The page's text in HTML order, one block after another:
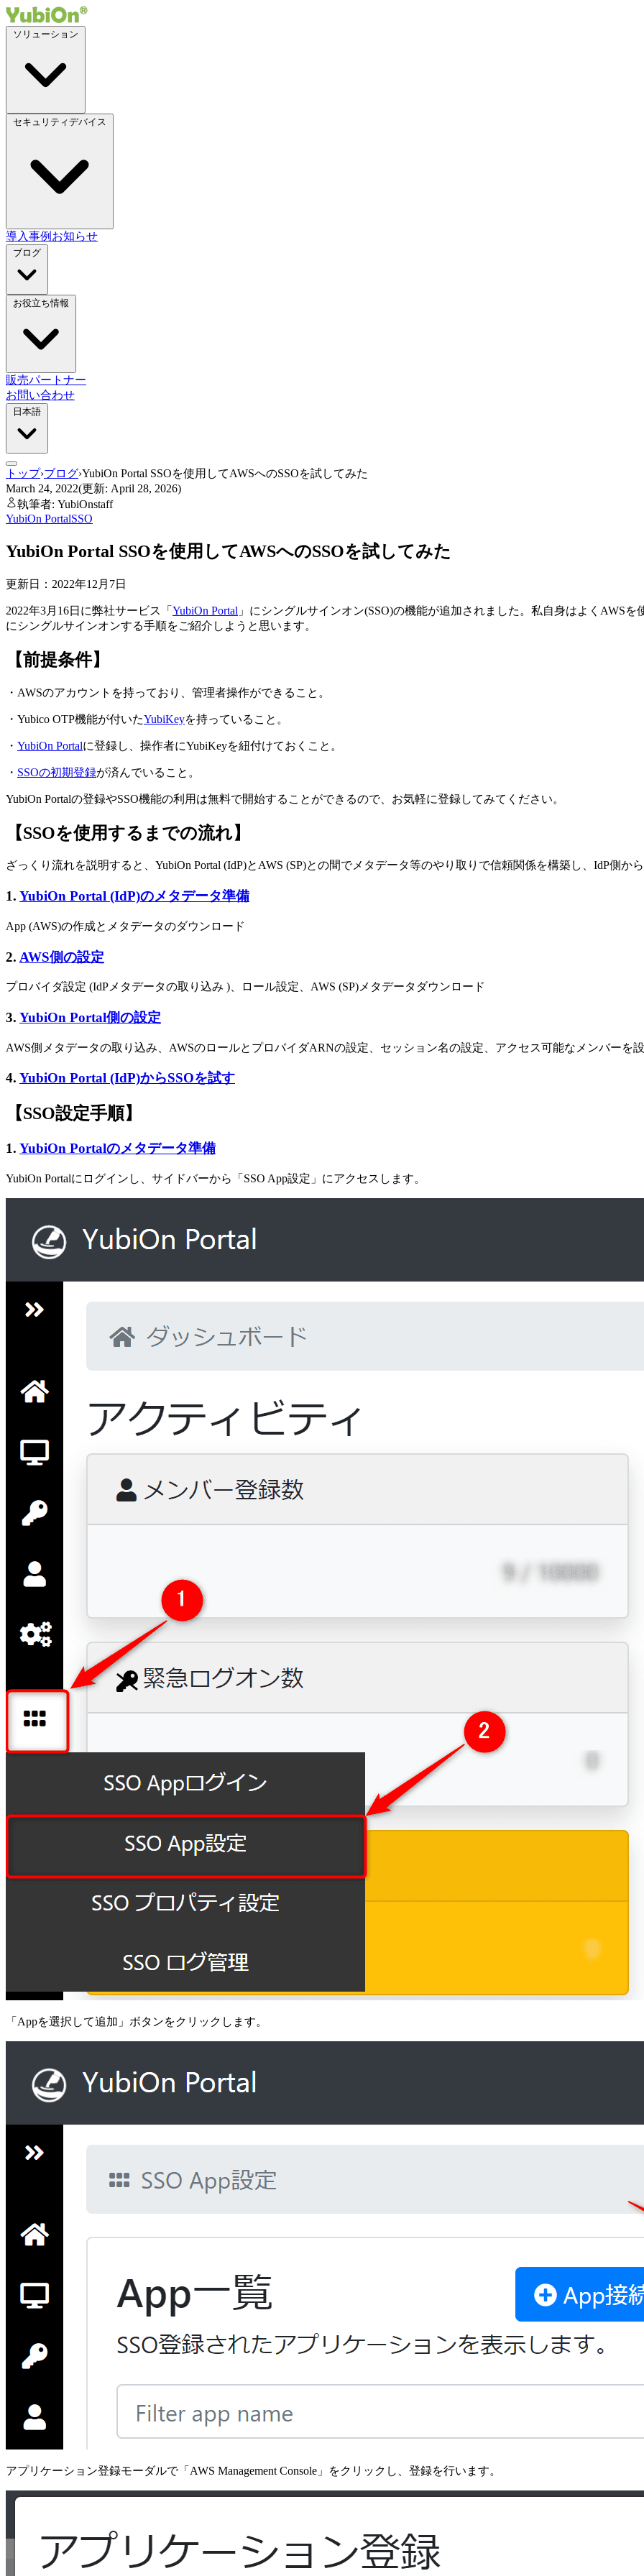
導入事例 お知らせ
販売パートナー
お問い合わせ
トップ›ブログ›YubiOn Portal SSOを使用してAWSへのSSOを試してみた
March 24, 2022(更新: April 28, 2026)
執筆者: YubiOnstaff
YubiOn PortalSSO
YubiOn Portal SSOを使用してAWSへのSSOを試してみた
更新日：2022年12月7日
2022年3月16日に弊社サービス「 YubiOn Portal 」にシングルサインオン(SSO)の機能が追加されました。私自身はよくAWS
にシングルサインオンする手順をご紹介しようと思います。
【前提条件】
・AWSのアカウントを持っており、管理者操作ができること。
・Yubico OTP機能が付いたYubiKeyを持っていること。
・ YubiOn Portalに登録し、操作者にYubiKeyを紐付けておくこと。
・ SSOの初期登録が済んでいること。
YubiOn Portalの登録やSSO機能の利用は無料で開始することができるので、お気軽に登録してみてください。
【SSOを使用するまでの流れ】
ざっくり流れを説明すると、YubiOn Portal (IdP)とAWS (SP)との間でメタデータ等のやり取りで信頼関係を構築し、IdP側か
1. YubiOn Portal (IdP)のメタデータ準備
App (AWS)の作成とメタデータのダウンロード
2. AWS側の設定
プロバイダ設定 (IdPメタデータの取り込み )、ロール設定、AWS (SP)メタデータダウンロード
3. YubiOn Portal側の設定
AWS側メタデータの取り込み、AWSのロールとプロバイダARNの設定、セッション名の設定、アクセス可能なメンバーを
4. YubiOn Portal (IdP)からSSOを試す
【SSO設定手順】
1. YubiOn Portalのメタデータ準備
YubiOn Portalにログインし、サイドバーから「SSO App設定」にアクセスします。
「Appを選択して追加」ボタンをクリックします。
アプリケーション登録モーダルで「AWS Management Console」をクリックし、登録を行います。